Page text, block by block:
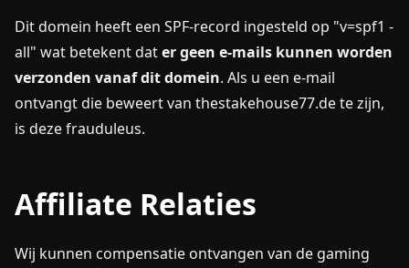
Dit domein heeft een SPF-record ingesteld op "v=spf1 -
all" wat betekent dater geen e-mails kunnen worden
verzonden vanaf dit domein. Als u een e-mail
ontvangt die beweert van thestakehouse77.de te zijn,
is deze frauduleus.
Affiliate Relaties
Wij kunnen compensatie ontvangen van de gaming